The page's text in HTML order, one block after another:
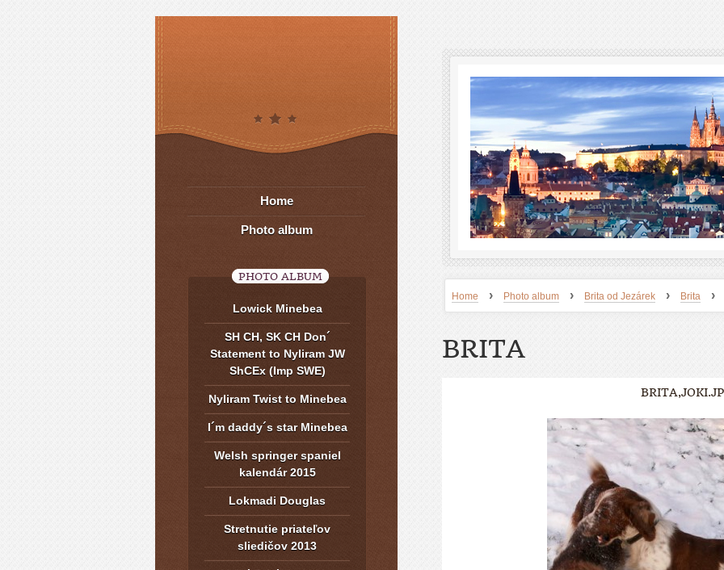
Home › Photo album › Brita od Jezárek › Brita ›
BRITA
Home
Photo album
PHOTO ALBUM
Lowick Minebea
SH CH, SK CH Don´
Statement to Nyliram JW
ShCEx (Imp SWE)
Nyliram Twist to Minebea
I´m daddy´s star Minebea
Welsh springer spaniel
kalendár 2015
Lokmadi Douglas
Stretnutie priateľov
sliedičov 2013